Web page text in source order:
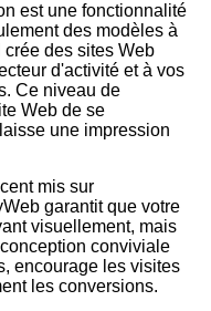
est une fonctionnalité
des modèles à
crée des sites Web
d'activité et à vos
Ce niveau de
Web de se
une impression
mis sur
garantit que votre
visuellement, mais
conviviale
encourage les visites
les conversions.